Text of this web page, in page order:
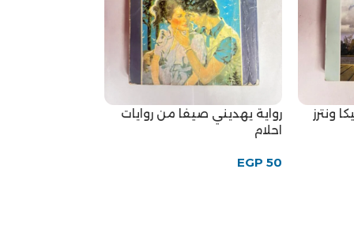
ونترز
رواية يهديني صيفا من روايات
احلام
EGP 50